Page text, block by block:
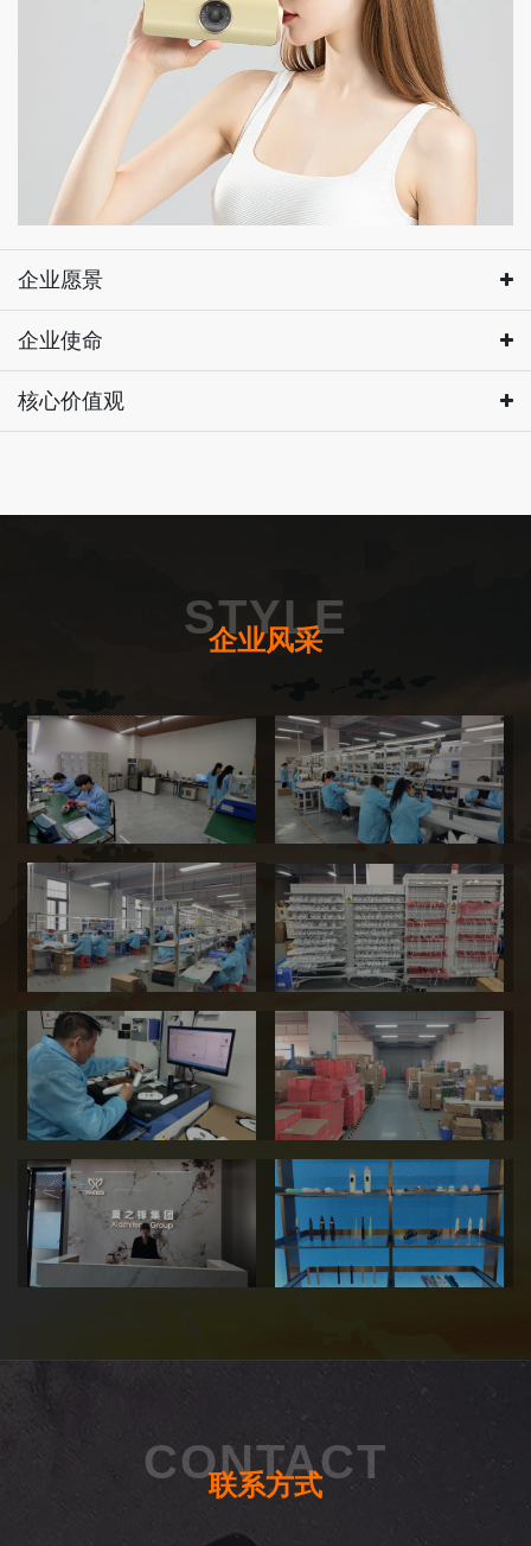
企业愿景
02
企业愿景
企业使命
03
核心价值观
04
为目标全情投入，不计较短期得失！
创新
不断突破常规，以新思维创造价值！
共赢
让客户、合作伙伴共享发展成果！
诚信
以真诚态度对待每一次合作与承诺!
大爱
爱国家、爱企业、爱员工、爱家人，胸怀宽广!
感恩
珍惜所有支持与帮助，用行动回报!
STYLE
企业风采
CONTACT
联系方式